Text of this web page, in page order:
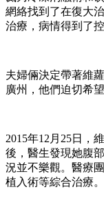
網絡找到了在復大
治療，病情得到了
夫婦倆決定帶著維
廣州，他們迫切希
2015年12月25日，
後，醫生發現她腹
況並不樂觀。醫療
植入術等綜合治療。